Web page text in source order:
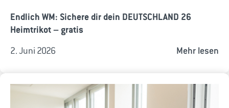
Endlich WM: Sichere dir dein DEUTSCHLAND 26
Heimtrikot – gratis
2. Juni 2026 Mehr lesen